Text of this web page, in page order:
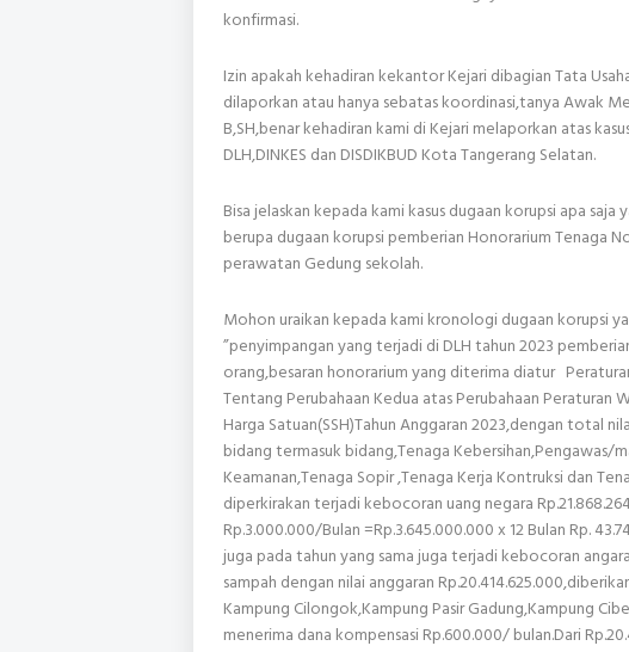
konfirmasi.
Izin apakah kehadiran kekantor Kejari dibagian Tata
dilaporkan atau hanya sebatas koordinasi,tanya Awak
B,SH,benar kehadiran kami di Kejari melaporkan atas
DLH,DINKES dan DISDIKBUD Kota Tangerang Selatan.
Bisa jelaskan kepada kami kasus dugaan korupsi apa
berupa dugaan korupsi pemberian Honorarium Tenaga
perawatan Gedung sekolah.
Mohon uraikan kepada kami kronologi dugaan korupsi
”penyimpangan yang terjadi di DLH tahun 2023
orang,besaran honorarium yang diterima diatur
Tentang Perubahaan Kedua atas Perubahaan
Harga Satuan(SSH)Tahun Anggaran 2023,dengan total
bidang termasuk bidang,Tenaga Kebersihan,Pengawas/
Keamanan,Tenaga Sopir ,Tenaga Kerja Kontruksi dan
diperkirakan terjadi kebocoran uang negara
Rp.3.000.000/Bulan =Rp.3.645.000.000 x 12 Bulan Rp.
juga pada tahun yang sama juga terjadi kebocoran
sampah dengan nilai anggaran
Kampung Cilongok,Kampung Pasir Gadung,Kampung
menerima dana kompensasi Rp.600.000/ bulan.Dari